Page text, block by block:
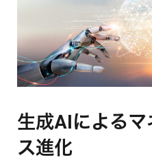
生成AIによる
ス進化